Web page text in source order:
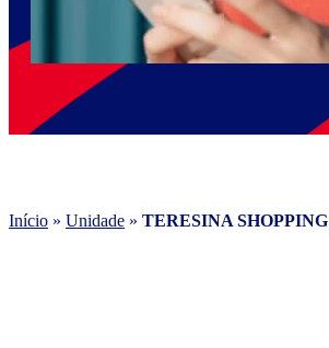
Início » Unidade » TERESINA SHOPPING